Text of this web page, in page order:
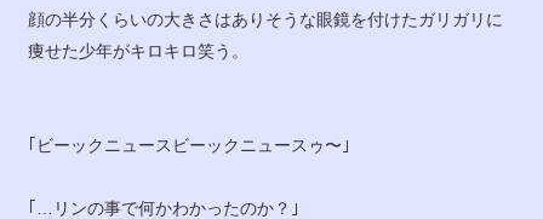
顔の半分くらいの大きさはありそうな眼鏡を付けたガリガリに
痩せた少年がキロキロ笑う。
｢ビーックニュースビーックニュースゥ〜｣
｢…リンの事で何かわかったのか？｣